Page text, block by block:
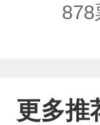
878
更多推